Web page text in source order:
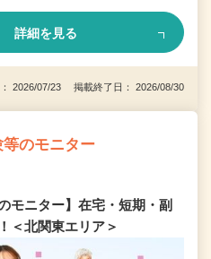
詳細を見る
2026/07/23 掲載終了日： 2026/08/30
のモニター
モニター】在宅・短期・副
＜北関東エリア＞